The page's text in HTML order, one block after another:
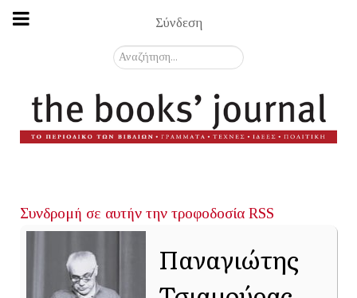
Σύνδεση
Αναζήτηση...
Συνδρομή σε αυτήν την τροφοδοσία RSS
Παναγιώτης